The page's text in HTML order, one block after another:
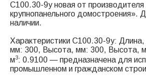
С100.30-9у новая от
крупнопанельного домостроения».
наличии.
Характеристики С100.30-9у:
мм: 300, Высота, мм: 300, Высота,
м3: 0.9100 — предназначена для
промышленном и гражданском